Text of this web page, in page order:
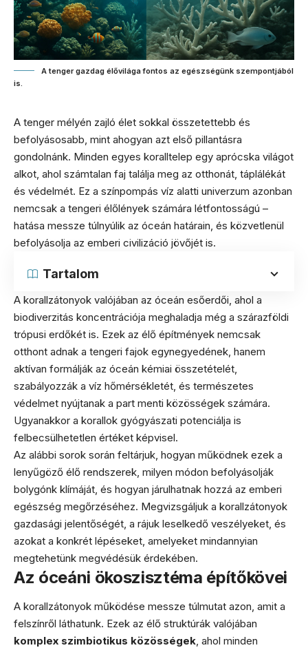
A tenger gazdag élővilága fontos az egészségünk szempontjából
is.
A tenger mélyén zajló élet sokkal összetettebb és
befolyásosabb, mint ahogyan azt első pillantásra
gondolnánk. Minden egyes koralltelep egy aprócska világot
alkot, ahol számtalan faj találja meg az otthonát, táplálékát
és védelmét. Ez a színpompás víz alatti univerzum azonban
nemcsak a tengeri élőlények számára létfontosságú –
hatása messze túlnyúlik az óceán határain, és közvetlenül
befolyásolja az emberi civilizáció jövőjét is.
Tartalom
A korallzátonyok valójában az óceán esőerdői, ahol a
biodiverzitás koncentrációja meghaladja még a szárazföldi
trópusi erdőkét is. Ezek az élő építmények nemcsak
otthont adnak a tengeri fajok egynegyedének, hanem
aktívan formálják az óceán kémiai összetételét,
szabályozzák a víz hőmérsékletét, és természetes
védelmet nyújtanak a part menti közösségek számára.
Ugyanakkor a korallok gyógyászati potenciálja is
felbecsülhetetlen értéket képvisel.
Az alábbi sorok során feltárjuk, hogyan működnek ezek a
lenyűgöző élő rendszerek, milyen módon befolyásolják
bolygónk klímáját, és hogyan járulhatnak hozzá az emberi
egészség megőrzéséhez. Megvizsgáljuk a korallzátonyok
gazdasági jelentőségét, a rájuk leselkedő veszélyeket, és
azokat a konkrét lépéseket, amelyeket mindannyian
megtehetünk megvédésük érdekében.
Az óceáni ökoszisztéma építőkövei
A korallzátonyok működése messze túlmutat azon, amit a
felszínről láthatunk. Ezek az élő struktúrák valójában
komplex szimbiotikus közösségek , ahol minden